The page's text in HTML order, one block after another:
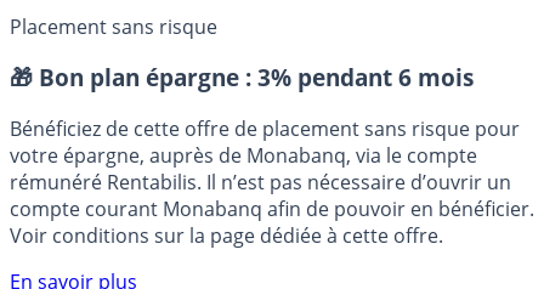
Placement sans risque
🎁 Bon plan épargne : 3% pendant 6 mois
Bénéficiez de cette offre de placement sans risque pour
votre épargne, auprès de Monabanq, via le compte
rémunéré Rentabilis. Il n’est pas nécessaire d’ouvrir un